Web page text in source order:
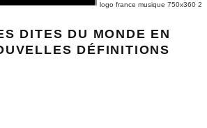
logo france musique 750x360 2
DITES DU MONDE EN
DÉFINITIONS